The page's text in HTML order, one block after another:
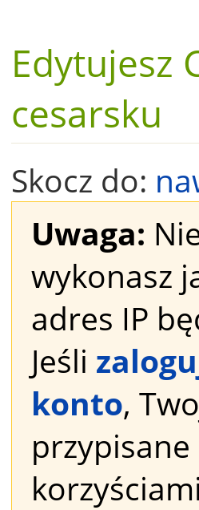
Edytujesz
cesarsku
Skocz do:
Uwaga:
wykonasz
adres IP
Jeśli
konto,